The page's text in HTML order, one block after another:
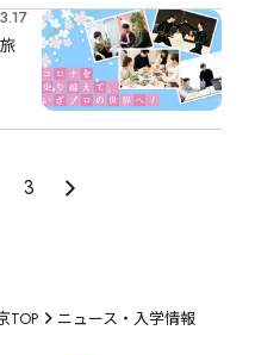
3
TOP ニュース・入学情報